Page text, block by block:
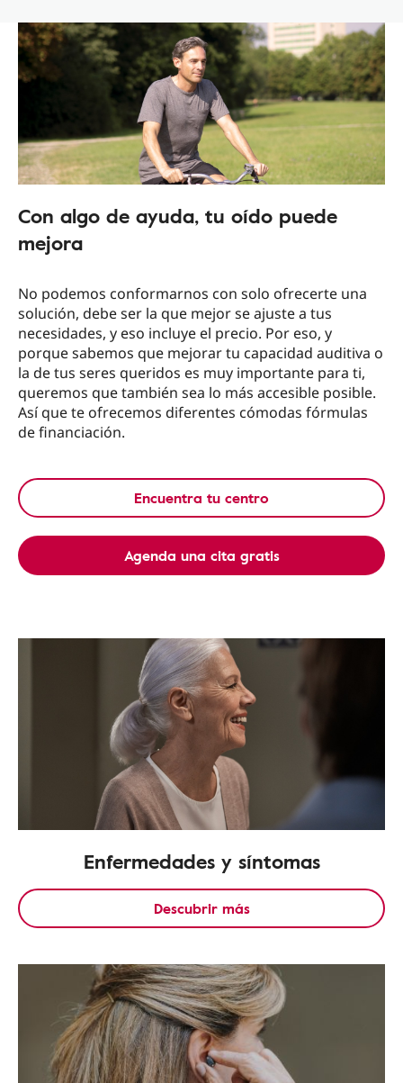
Con algo de ayuda, tu oído puede
mejora
No podemos conformarnos con solo ofrecerte una
solución, debe ser la que mejor se ajuste a tus
necesidades, y eso incluye el precio. Por eso, y
porque sabemos que mejorar tu capacidad auditiva o
la de tus seres queridos es muy importante para ti,
queremos que también sea lo más accesible posible.
Así que te ofrecemos diferentes cómodas fórmulas
de financiación.
Encuentra tu centro
Agenda una cita gratis
Enfermedades y síntomas
Descubrir más